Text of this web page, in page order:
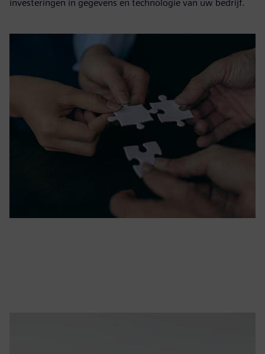
investeringen in gegevens en technologie van uw bedrijf.